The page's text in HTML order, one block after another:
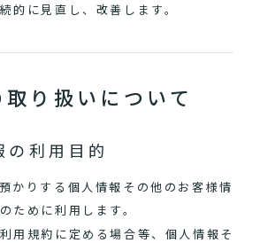
的に見直し、改善します。
り扱いについて
の利用目的
かりする個人情報その他のお客様情
ために利用します。
用規約に定める場合等、個人情報そ